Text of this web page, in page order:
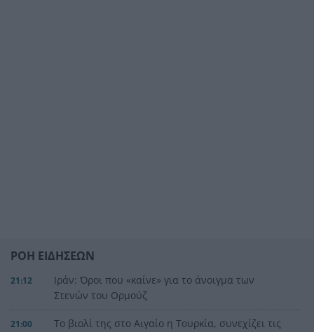
ΡΟΗ ΕΙΔΗΣΕΩΝ
21:12
Ιράν: Όροι που «καίνε» για το άνοιγμα των
Στενών του Ορμούζ
21:00
Το βιολί της στο Αιγαίο η Τουρκία, συνεχίζει τις